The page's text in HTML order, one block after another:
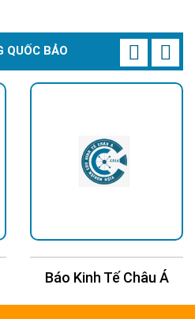
QUỐC BẢO
Báo Kinh Tế Châu Á